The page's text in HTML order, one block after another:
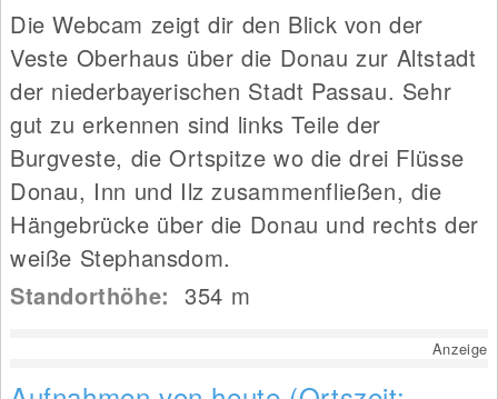
Die Webcam zeigt dir den Blick von der
Veste Oberhaus über die Donau zur Altstadt
der niederbayerischen Stadt Passau. Sehr
gut zu erkennen sind links Teile der
Burgveste, die Ortspitze wo die drei Flüsse
Donau, Inn und Ilz zusammenfließen, die
Hängebrücke über die Donau und rechts der
weiße Stephansdom.
Standorthöhe:354 m
Anzeige